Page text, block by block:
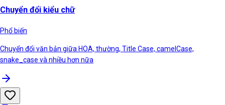
Chuyển đổi kiểu chữ
Phổ biến
Chuyển đổi văn bản giữa HOA, thường, Title Case, camelCase,
snake_case và nhiều hơn nữa